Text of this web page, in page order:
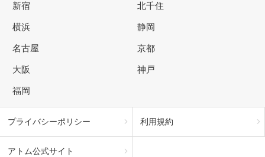
新宿 北千住
横浜 静岡
名古屋 京都
大阪 神戸
福岡
プライバシーポリシー 利用規約
アトム公式サイト